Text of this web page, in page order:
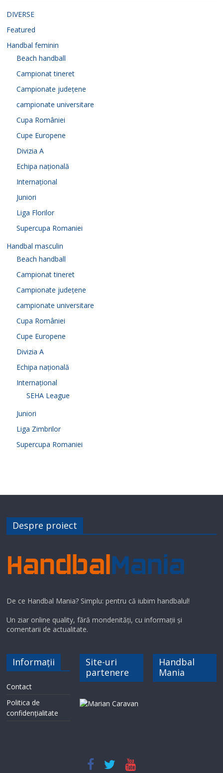
DIVERSE
Featured
Handbal feminin
Beach handball
Campionat tineret
Campionate județene
campionate universitare
Cupa României
Cupe Europene
Divizia A
Echipa națională
Internațional
Juniori
Liga Florilor
Supercupa Romaniei
Handbal masculin
Beach handball
Campionat tineret
Campionate județene
campionate universitare
Cupa României
Cupe Europene
Divizia A
Echipa națională
Internațional
SEHA League
Juniori
Liga Zimbrilor
Supercupa Romaniei
Despre proiect
De ce Handbal Mania? Simplu: pentru că iubim handbalul!
Un ziar online quality, fără mondenități, cu informații și
comentarii de actualitate.
Informații
Contact
Politica de
confidențialitate
Site-uri
partenere
Handbal
Mania